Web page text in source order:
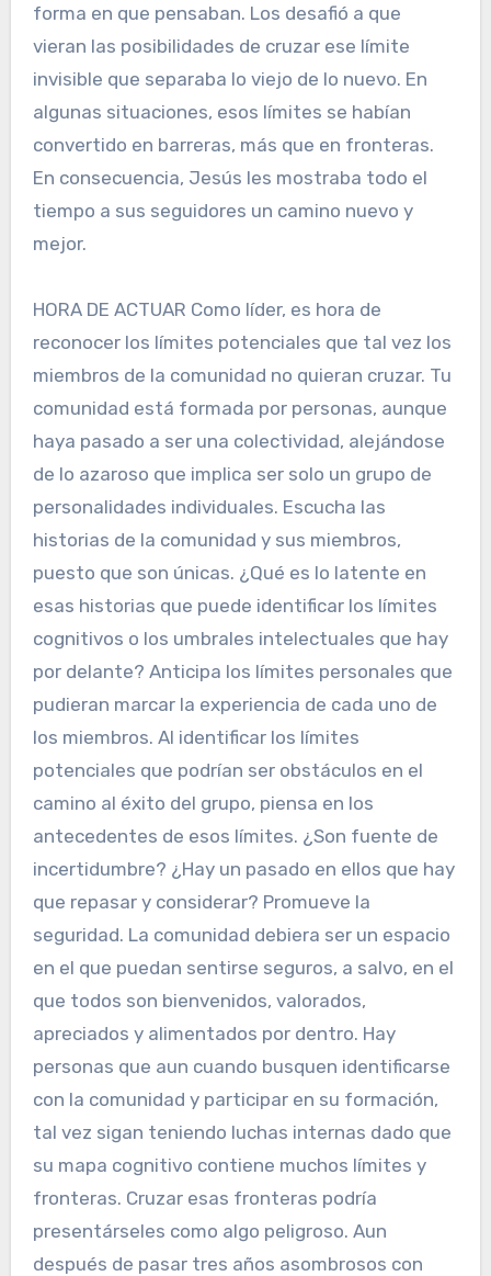
forma en que pensaban. Los desafió a que
vieran las posibilidades de cruzar ese límite
invisible que separaba lo viejo de lo nuevo. En
algunas situaciones, esos límites se habían
convertido en barreras, más que en fronteras.
En consecuencia, Jesús les mostraba todo el
tiempo a sus seguidores un camino nuevo y
mejor.
HORA DE ACTUAR Como líder, es hora de
reconocer los límites potenciales que tal vez los
miembros de la comunidad no quieran cruzar. Tu
comunidad está formada por personas, aunque
haya pasado a ser una colectividad, alejándose
de lo azaroso que implica ser solo un grupo de
personalidades individuales. Escucha las
historias de la comunidad y sus miembros,
puesto que son únicas. ¿Qué es lo latente en
esas historias que puede identificar los límites
cognitivos o los umbrales intelectuales que hay
por delante? Anticipa los límites personales que
pudieran marcar la experiencia de cada uno de
los miembros. Al identificar los límites
potenciales que podrían ser obstáculos en el
camino al éxito del grupo, piensa en los
antecedentes de esos límites. ¿Son fuente de
incertidumbre? ¿Hay un pasado en ellos que hay
que repasar y considerar? Promueve la
seguridad. La comunidad debiera ser un espacio
en el que puedan sentirse seguros, a salvo, en el
que todos son bienvenidos, valorados,
apreciados y alimentados por dentro. Hay
personas que aun cuando busquen identificarse
con la comunidad y participar en su formación,
tal vez sigan teniendo luchas internas dado que
su mapa cognitivo contiene muchos límites y
fronteras. Cruzar esas fronteras podría
presentárseles como algo peligroso. Aun
después de pasar tres años asombrosos con